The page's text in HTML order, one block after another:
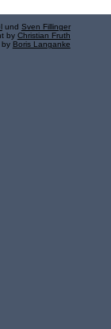
und Sven Fillinger
by Christian Fruth
by Boris Langanke